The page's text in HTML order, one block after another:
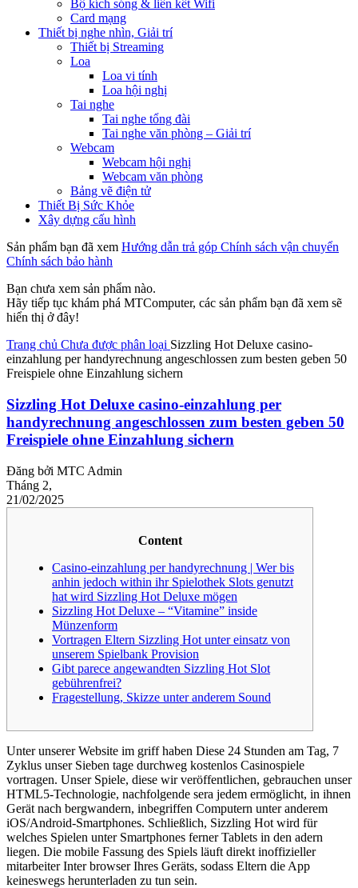
Bộ kích sóng & liên kết Wifi
Card mạng
Thiết bị nghe nhìn, Giải trí
Thiết bị Streaming
Loa
Loa vi tính
Loa hội nghị
Tai nghe
Tai nghe tổng đài
Tai nghe văn phòng – Giải trí
Webcam
Webcam hội nghị
Webcam văn phòng
Bảng vẽ điện tử
Thiết Bị Sức Khỏe
Xây dựng cấu hình
Sản phẩm bạn đã xem Hướng dẫn trả góp Chính sách vận chuyển
Chính sách bảo hành
Bạn chưa xem sản phẩm nào.
Hãy tiếp tục khám phá MTComputer, các sản phẩm bạn đã xem sẽ
hiển thị ở đây!
Trang chủ Chưa được phân loại Sizzling Hot Deluxe casino-
einzahlung per handyrechnung angeschlossen zum besten geben 50
Freispiele ohne Einzahlung sichern
Sizzling Hot Deluxe casino-einzahlung per
handyrechnung angeschlossen zum besten geben 50
Freispiele ohne Einzahlung sichern
Đăng bởi MTC Admin
Tháng 2,
21/02/2025
Content
Casino-einzahlung per handyrechnung | Wer bis
anhin jedoch within ihr Spielothek Slots genutzt
hat wird Sizzling Hot Deluxe mögen
Sizzling Hot Deluxe – “Vitamine” inside
Münzenform
Vortragen Eltern Sizzling Hot unter einsatz von
unserem Spielbank Provision
Gibt parece angewandten Sizzling Hot Slot
gebührenfrei?
Fragestellung, Skizze unter anderem Sound
Unter unserer Website im griff haben Diese 24 Stunden am Tag, 7
Zyklus unser Sieben tage durchweg kostenlos Casinospiele
vortragen. Unser Spiele, diese wir veröffentlichen, gebrauchen unser
HTML5-Technologie, nachfolgende sera jedem ermöglicht, in ihnen
Gerät nach bergwandern, inbegriffen Computern unter anderem
iOS/Android-Smartphones. Schließlich, Sizzling Hot wird für
welches Spielen unter Smartphones ferner Tablets in den adern
liegen. Die mobile Fassung des Spiels läuft direkt inoffizieller
mitarbeiter Inter browser Ihres Geräts, sodass Eltern die App
keineswegs herunterladen zu tun sein.